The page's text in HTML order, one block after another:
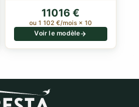
11016 €
ou 1 102 €/mois × 10
Voir le modèle